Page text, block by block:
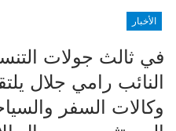
الأخبار
في ثالث جولات
النائب رامي جلال
وكالات السفر